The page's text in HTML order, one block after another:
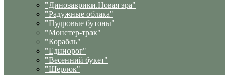
"Динозаврики.Новая эра"
"Радужные облака"
"Пудровые бутоны"
"Монстер-трак"
"Корабль"
"Единорог"
"Весенний букет"
"Шерлок"